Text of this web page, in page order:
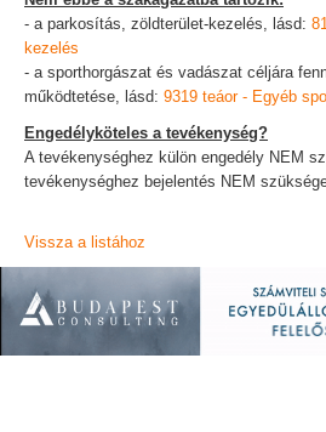
- a parkosítás, zöldterület-kezelés, lásd:
kezelés
- a sporthorgászat és vadászat céljára
működtetése, lásd: 9319 teáor - Egyéb
Engedélyköteles a tevékenység?
A tevékenységhez külön engedély NEM
tevékenységhez bejelentés NEM
Vissza a listához